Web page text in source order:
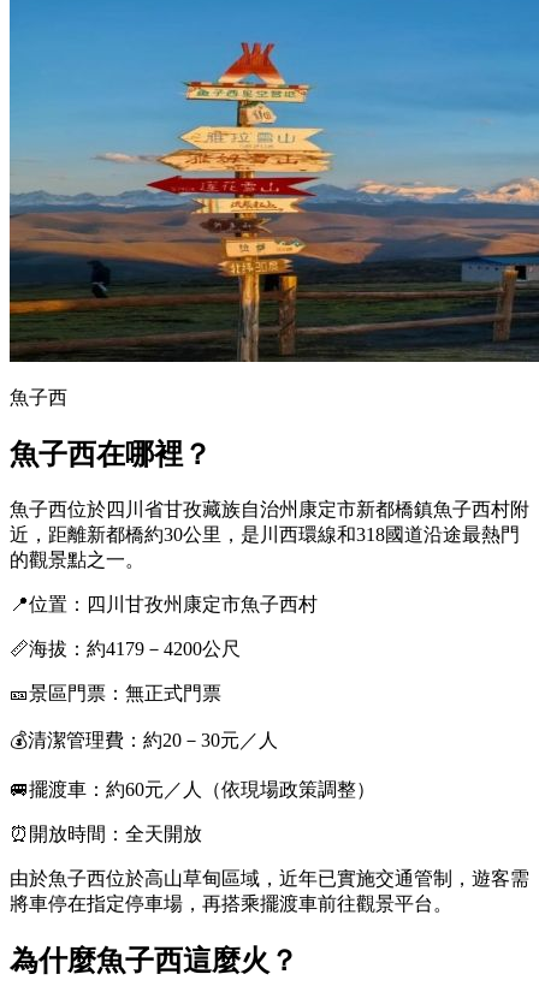
魚子西
魚子西在哪裡？
魚子西位於四川省甘孜藏族自治州康定市新都橋鎮魚子西村附
近，距離新都橋約30公里，是川西環線和318國道沿途最熱門
的觀景點之一。
📍位置：四川甘孜州康定市魚子西村
📏海拔：約4179－4200公尺
🎫景區門票：無正式門票
💰清潔管理費：約20－30元／人
🚐擺渡車：約60元／人（依現場政策調整）
⏰開放時間：全天開放
由於魚子西位於高山草甸區域，近年已實施交通管制，遊客需
將車停在指定停車場，再搭乘擺渡車前往觀景平台。
為什麼魚子西這麼火？